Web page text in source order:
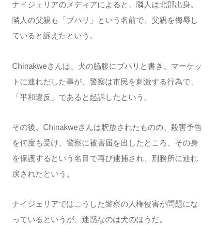
ナイジェリアのメディアによると、隣人は北部出身。
隣人の父親も「ブハリ」という名前で、父親を侮辱し
ていると訴えたという。
Chinakweさんは、犬の脇腹にブハリと書き、マーケッ
トに連れだした事が、警察は市民を刺激する行為で、
「平和違反」であると起訴したという。
その後、Chinakweさんは釈放されたものの、殺害予告
を何度も受け、警察に被害届を出したところ、その身
を保護するという名目で再び逮捕され、刑務所に連れ
戻されたという。
ナイジェリアではこうした警察の人権侵害が問題にな
っているというが、迷惑なのは犬のほうだ。